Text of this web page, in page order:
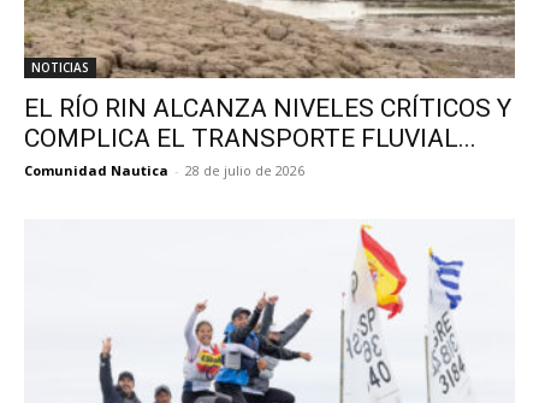
NOTICIAS
EL RÍO RIN ALCANZA NIVELES CRÍTICOS Y
COMPLICA EL TRANSPORTE FLUVIAL...
Comunidad Nautica - 28 de julio de 2026